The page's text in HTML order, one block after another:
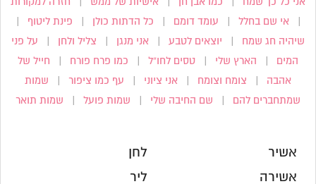
אני כל כך שמח כמו אבן חן אישיות של ממש חזרה למקורות
|אי שם בחלל עומד דומם כל הדתות כולן פינת ליטוף
שיהיה חג שמח יוצאים לטבע אני מנגן צליל ולחן על פני
המים הארץ שלי טסים לחו”ל כמו פרח פורח חייל של
אהבה צומח וצומח אני ציוני עף כמו ציפור שמות
שמתחברים להם שם החיבה שלי שמות פועל שמות תואר
אשיר
אשירה
לחן
ליר